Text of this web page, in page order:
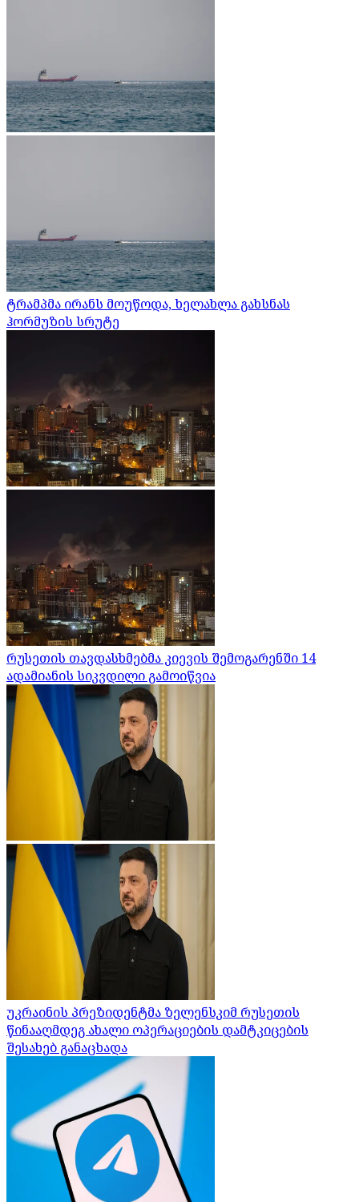
ტრამპმა ირანს მოუწოდა, ხელახლა გახსნას
ჰორმუზის სრუტე
რუსეთის თავდასხმებმა კიევის შემოგარენში 14
ადამიანის სიკვდილი გამოიწვია
უკრაინის პრეზიდენტმა ზელენსკიმ რუსეთის
წინააღმდეგ ახალი ოპერაციების დამტკიცების
შესახებ განაცხადა